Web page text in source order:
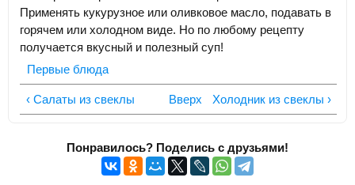
Применять кукурузное или оливковое масло, подавать в
горячем или холодном виде. Но по любому рецепту
получается вкусный и полезный суп!
Первые блюда
‹ Салаты из свеклы Вверх Холодник из свеклы ›
Понравилось? Поделись с друзьями!